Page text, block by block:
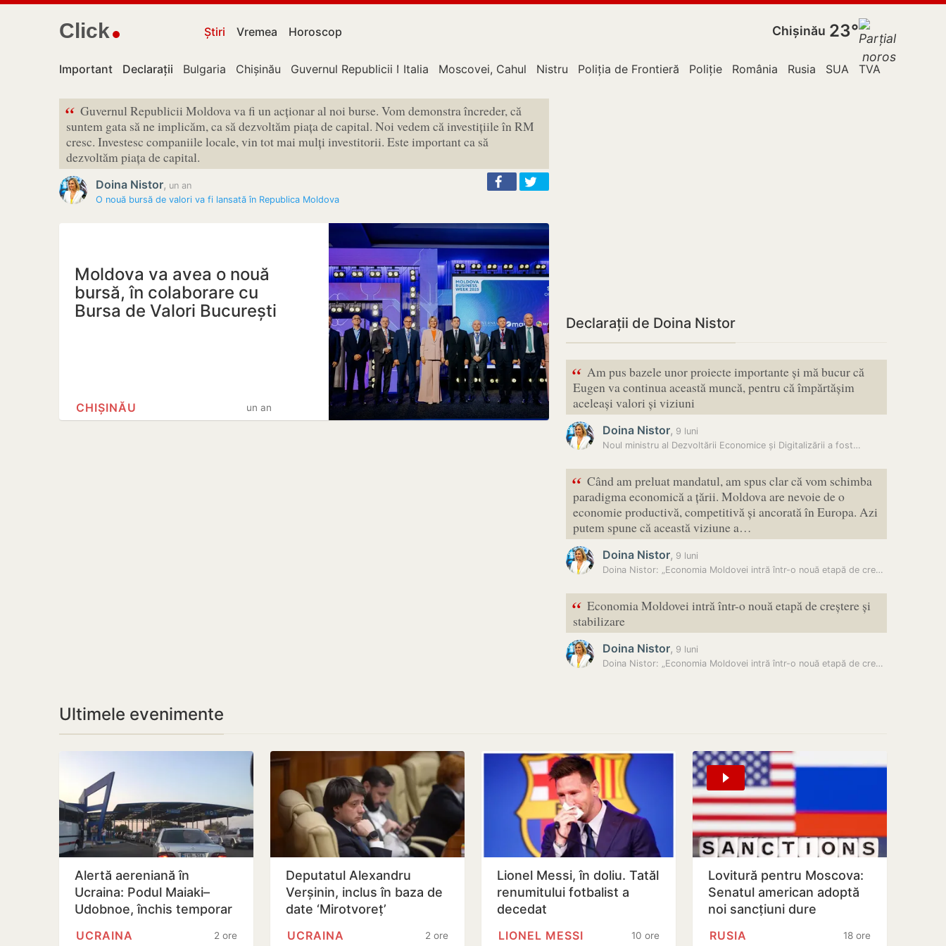
Click Știri Vremea Horoscop Chișinău 23°
Important Declarații Bulgaria Chișinău Guvernul Republicii Moldova
Italia Moscovei, Cahul Nistru Poliția de Frontieră Poliție România Rusia SUA TVA
“ Guvernul Republicii Moldova va fi un acționar al noi burse. Vom demonstra încreder, că
suntem gata să ne implicăm, ca să dezvoltăm piața de capital. Noi vedem că investițiile în RM
cresc. Investesc companiile locale, vin tot mai mulți investitorii. Este important ca să
dezvoltăm piața de capital.
Doina Nistor, un an
O nouă bursă de valori va fi lansată în Republica Moldova
Moldova va avea o nouă
bursă, în colaborare cu
Bursa de Valori București
un an
CHIȘINĂU
Declarații de Doina Nistor
“ Am pus bazele unor proiecte importante și mă bucur că
Eugen va continua această muncă, pentru că împărtășim
aceleași valori și viziuni
Doina Nistor, 9 luni
Noul ministru al Dezvoltării Economice și Digitalizării a fost…
“ Când am preluat mandatul, am spus clar că vom schimba
paradigma economică a țării. Moldova are nevoie de o
economie productivă, competitivă și ancorată în Europa. Azi
putem spune că această viziune a…
Doina Nistor, 9 luni
Doina Nistor: „Economia Moldovei intră într-o nouă etapă de creștere…
“ Economia Moldovei intră într-o nouă etapă de creștere și
stabilizare
Doina Nistor, 9 luni
Doina Nistor: „Economia Moldovei intră într-o nouă etapă de creștere…
Ultimele evenimente
Alertă aereniană în
Ucraina: Podul Maiaki–
Udobnoe, închis temporar
2 ore
UCRAINA
Deputatul Alexandru
Verșinin, inclus în baza de
date ‘Mirotvoreț’
2 ore
UCRAINA
Lionel Messi, în doliu. Tatăl
renumitului fotbalist a
decedat
10 ore
LIONEL MESSI
Lovitură pentru Moscova:
Senatul american adoptă
noi sancțiuni dure
18 ore
RUSIA